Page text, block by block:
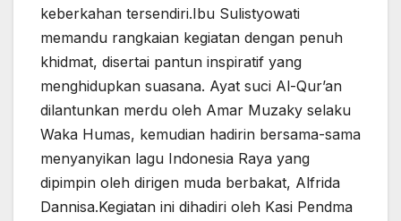
keberkahan tersendiri.Ibu Sulistyowati
memandu rangkaian kegiatan dengan penuh
khidmat, disertai pantun inspiratif yang
menghidupkan suasana. Ayat suci Al-Qur’an
dilantunkan merdu oleh Amar Muzaky selaku
Waka Humas, kemudian hadirin bersama-sama
menyanyikan lagu Indonesia Raya yang
dipimpin oleh dirigen muda berbakat, Alfrida
Dannisa.Kegiatan ini dihadiri oleh Kasi Pendma